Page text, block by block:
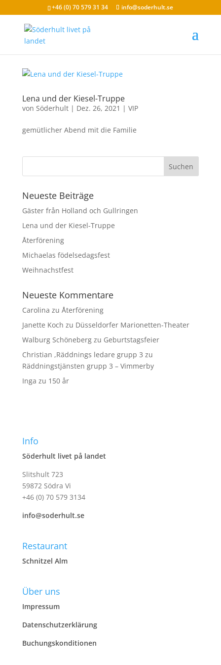
+46 (0) 70 579 31 34 info@soderhult.se
Lena und der Kiesel-Truppe
von Söderhult| Dez. 26, 2021 | VIP
gemütlicher Abend mit die Familie
Neueste Beiträge
Gäster från Holland och Gullringen
Lena und der Kiesel-Truppe
Återförening
Michaelas födelsedagsfest
Weihnachstfest
Neueste Kommentare
Carolina zu Återförening
Janette Koch zu Düsseldorfer Marionetten-Theater
Walburg Schönebergzu Geburtstagsfeier
Christian ,Räddnings ledare grupp 3 zu
Räddningstjänsten grupp 3 – Vimmerby
Inga zu 150 år
Info
Söderhult livet på landet
Slitshult 723
59872 Södra Vi
+46 (0) 70 579 3134
info@soderhult.se
Restaurant
Schnitzel Alm
Über uns
Impressum
Datenschutzerklärung
Buchungskonditionen